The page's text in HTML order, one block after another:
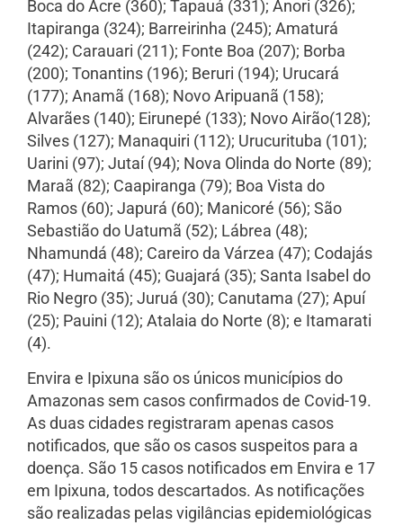
Boca do Acre (360); Tapauá (331); Anori (326);
Itapiranga (324); Barreirinha (245); Amaturá
(242); Carauari (211); Fonte Boa (207); Borba
(200); Tonantins (196); Beruri (194); Urucará
(177); Anamã (168); Novo Aripuanã (158);
Alvarães (140); Eirunepé (133); Novo Airão(128);
Silves (127); Manaquiri (112); Urucurituba (101);
Uarini (97); Jutaí (94); Nova Olinda do Norte (89);
Maraã (82); Caapiranga (79); Boa Vista do
Ramos (60); Japurá (60); Manicoré (56); São
Sebastião do Uatumã (52); Lábrea (48);
Nhamundá (48); Careiro da Várzea (47); Codajás
(47); Humaitá (45); Guajará (35); Santa Isabel do
Rio Negro (35); Juruá (30); Canutama (27); Apuí
(25); Pauini (12); Atalaia do Norte (8); e Itamarati
(4).
Envira e Ipixuna são os únicos municípios do
Amazonas sem casos confirmados de Covid-19.
As duas cidades registraram apenas casos
notificados, que são os casos suspeitos para a
doença. São 15 casos notificados em Envira e 17
em Ipixuna, todos descartados. As notificações
são realizadas pelas vigilâncias epidemiológicas